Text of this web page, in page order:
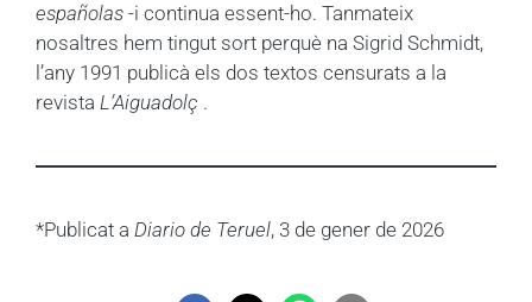
españolas -i continua essent-ho. Tanmateix
nosaltres hem tingut sort perquè na Sigrid Schmidt,
l’any 1991 publicà els dos textos censurats a la
revista L’Aiguadolç .
*Publicat a Diario de Teruel, 3 de gener de 2026